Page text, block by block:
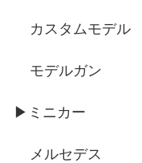
カスタムモデル
モデルガン
▶ミニカー
メルセデス